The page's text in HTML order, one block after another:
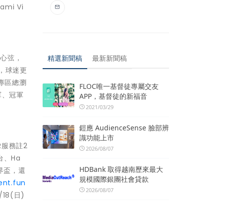
Vi
弦，
球迷更
區總瀏
冠軍
務註2
、Ha
盃，還
18(日)
精選新聞稿 最新新聞稿
FLOC唯一基督徒專屬交友
APP，基督徒的新福音
2021/03/29
鎧應 AudienceSense 臉部辨
識功能上市
2026/08/07
HDBank 取得越南歷來最大
規模國際銀團社會貸款
2026/08/07